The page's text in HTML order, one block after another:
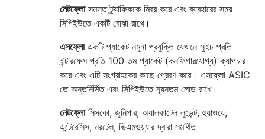
নেটফ্লোসমস্ত ট্র্যাফিককে মিরর করে এবং ব্যবহারের সময়
সিপিইউতে একটি বোঝা রাখে।
এসফ্লোএকটি প্যাকেট নমুনা প্রযুক্তি যেখানে সুইচ প্রতি
ইন্টারফেস প্রতি 100 তম প্যাকেট (কনফিগারযোগ্য) ক্যাপচার
করে এবং এটি সংগ্রাহকের কাছে প্রেরণ করে। এসফ্লো ASIC
তে অন্তর্নির্মিত এবং সিপিইউতে ন্যূনতম লোড রাখে।
নেটফ্লোসিসকো, জুনিপার, অ্যালকাটেল লুভেন্ট, হুয়াওয়ে,
এন্টেরেসিস, নরটেল, ভিএমওয়্যার দ্বারা সমর্থিত